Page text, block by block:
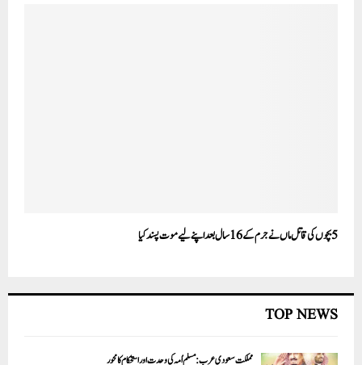
5بچوں کی قاتل ماں نے جرم کے 16 سال بعد اپنے لیے موت پسند کیا
TOP NEWS
مملکت سعودی عرب: مسلم اُمہ کی وحدت اور استحکام کا محور